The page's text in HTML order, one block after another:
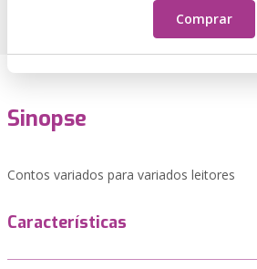
Comprar
Sinopse
Contos variados para variados leitores
Características